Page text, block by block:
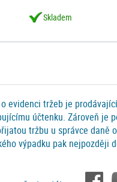
Skladem
evidenci tržeb je
účtenku. Zároveň je
tržbu u správce daně
výpadku pak nejpozději